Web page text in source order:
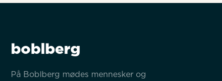
boblberg
På Boblberg mødes mennesker og